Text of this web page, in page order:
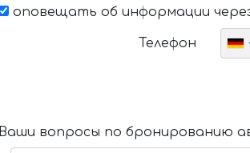
оповещать об информации
Телефон
Ваши вопросы по бронированию